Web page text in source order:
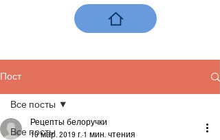
Пост
Все посты
Все посты
Рецепты белоручки
10 мар. 2019 г. 1 мин. чтения